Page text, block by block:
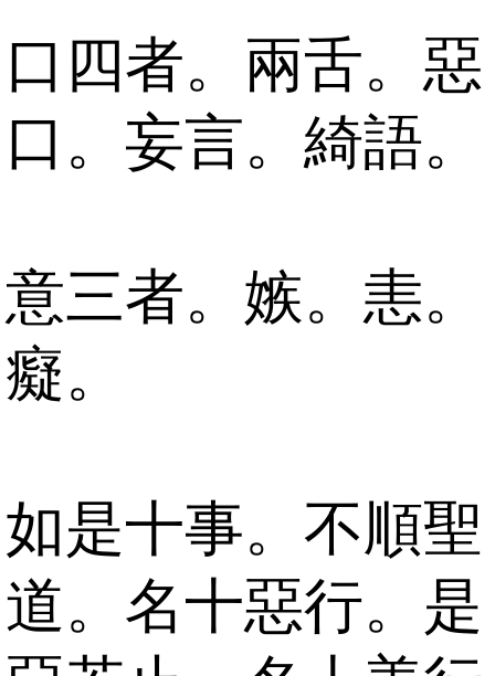
口四者。兩舌。惡
口。妄言。綺語。
意三者。嫉。恚。
癡。
如是十事。不順聖
道。名十惡行。是